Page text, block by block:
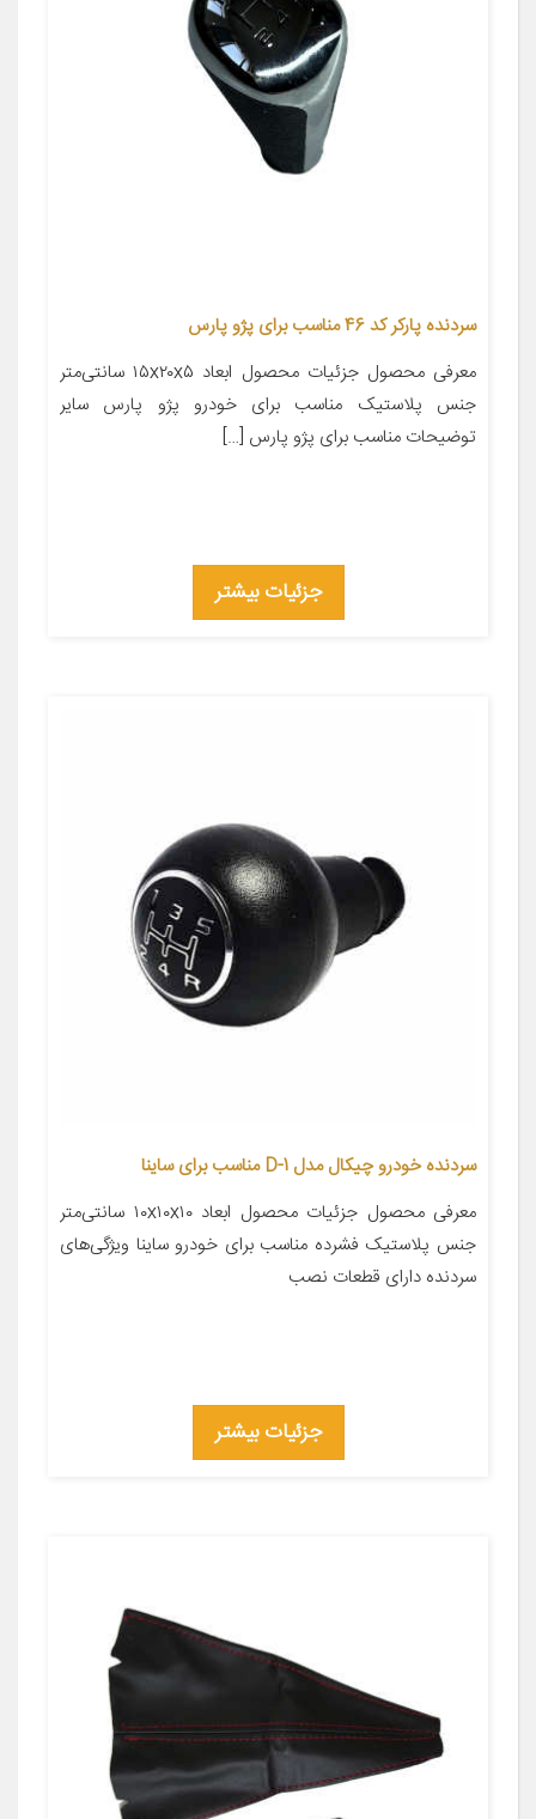
سردنده پارکر کد 46 مناسب برای پژو پارس
معرفی محصول جزئیات محصول ابعاد ۱۵x۲۰x۵ سانتی‌متر
جنس پلاستیک مناسب برای خودرو پژو پارس سایر
توضیحات مناسب برای پژو پارس […]
جزئیات بیشتر
سردنده خودرو چیکال مدل D-1 مناسب برای ساینا
معرفی محصول جزئیات محصول ابعاد ۱۰x۱۰x۱۰ سانتی‌متر
جنس پلاستیک فشرده مناسب برای خودرو ساینا ویژگی‌های
سردنده دارای قطعات نصب
جزئیات بیشتر